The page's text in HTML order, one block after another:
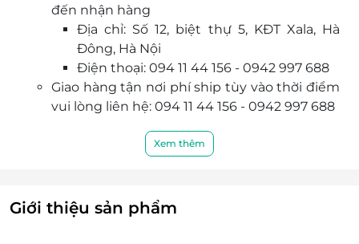
đến nhận hàng
Địa chỉ: Số 12, biệt thự 5, KĐT Xala, Hà
Đông, Hà Nội
Điện thoại: 094 11 44 156 - 0942 997 688
Giao hàng tận nơi phí ship tùy vào thời điểm
vui lòng liên hệ: 094 11 44 156 - 0942 997 688
Xem thêm
Giới thiệu sản phẩm